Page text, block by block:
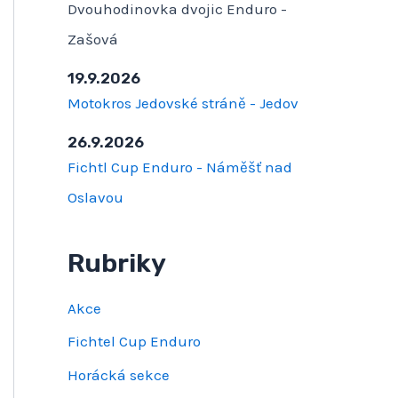
Dvouhodinovka dvojic Enduro -
Zašová
19.9.2026
Motokros Jedovské stráně - Jedov
26.9.2026
Fichtl Cup Enduro - Náměšť nad
Oslavou
Rubriky
Akce
Fichtel Cup Enduro
Horácká sekce